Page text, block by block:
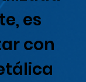
es
con